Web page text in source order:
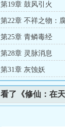
第19章 鼓风引火
第22章 不祥之物：
第25章 青鳞毒经
第28章 灵脉消息
第31章 灰蚀妖
看了《修仙：在